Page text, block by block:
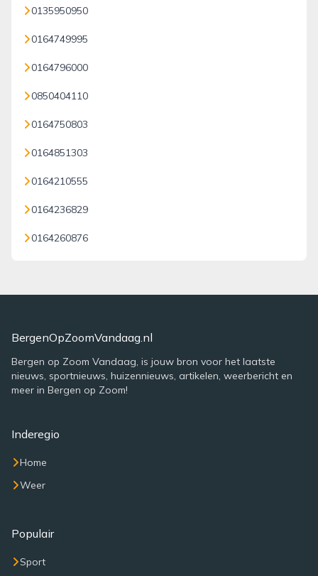
0135950950
0164749995
0164796000
0850404110
0164750803
0164851303
0164210555
0164236829
0164260876
BergenOpZoomVandaag.nl
Bergen op Zoom Vandaag, is jouw bron voor het laatste
nieuws, sportnieuws, huizennieuws, artikelen, weerbericht en
meer in Bergen op Zoom!
Inderegio
Home
Weer
Populair
Sport